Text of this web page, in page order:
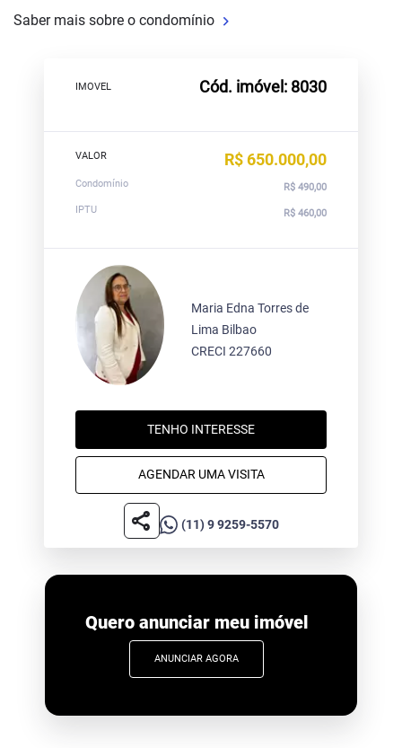
Saber mais sobre o condomínio
IMOVEL Cód. imóvel: 8030
VALOR R$ 650.000,00
Condomínio
R$ 490,00
IPTU
R$ 460,00
Maria Edna Torres de
Lima Bilbao
CRECI 227660
TENHO INTERESSE
AGENDAR UMA VISITA
share (11) 9 9259-5570
Quero anunciar meu imóvel
ANUNCIAR AGORA